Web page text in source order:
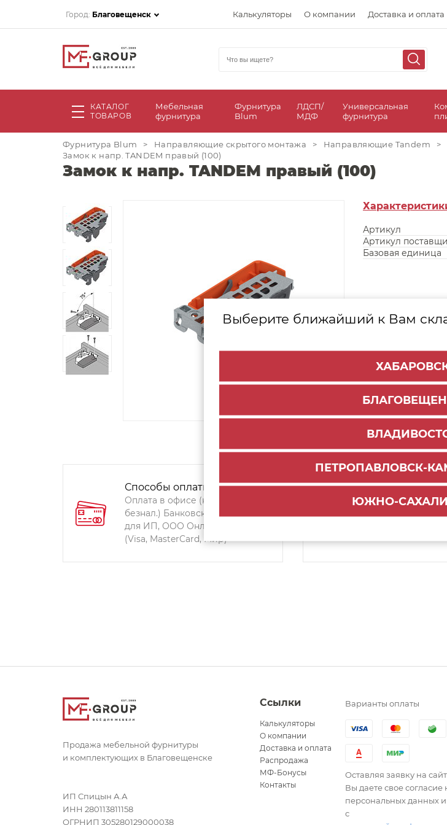
Город: Благовещенск Калькуляторы О компании Доставка и оплата
КАТАЛОГ
ТОВАРОВ
Мебельная
фурнитура
Фурнитура
Blum
ЛДСП/
МДФ
Универсальная
фурнитура
Выберите ближайший к Вам
ПЕТРОПАВЛОВСК-
ЮЖНО-
Фурнитура Blum > Направляющие скрытого монтажа > Направляющие Tandem >
Замок к напр. TANDEM правый (100)
Замок к напр. TANDEM правый (100)
Артикул
Артикул
Базовая единица
Способы оплаты:
Оплата в офисе (наличными,
безнал.) Банковский перевод
для ИП, ООО Онлайн-оплата
(Visa, MasterCard, Мир)
Способы
Продажа мебельной фурнитуры
и комплектующих в Благовещенске
ИП Спицын А.А
ИНН 280113811158
ОГРНИП 305280129000038
Ссылки
Калькуляторы
О компании
Доставка и оплата
Распродажа
МФ-Бонусы
Контакты
Варианты оплаты
Оставляя заявку на
Вы даете свое согласие
персональных данных и
с